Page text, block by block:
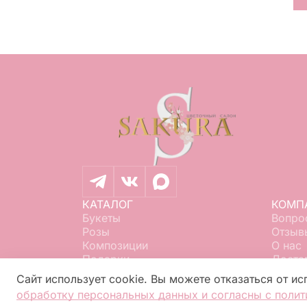
КАТАЛОГ
Букеты
Розы
Композиции
Подарки
Цветы поштучно
О нас
Сайт использует cookie. Вы можете отказаться от
обработку персональных данных и согласны с